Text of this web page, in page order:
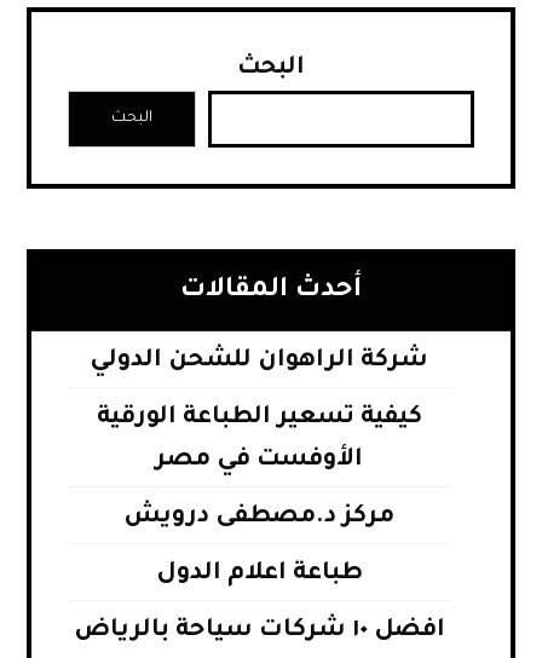
البحث
البحث
أحدث المقالات
شركة الراهوان للشحن الدولي
كيفية تسعير الطباعة الورقية
الأوفست في مصر
مركز د.مصطفى درويش
طباعة اعلام الدول
افضل ١٠ شركات سياحة بالرياض